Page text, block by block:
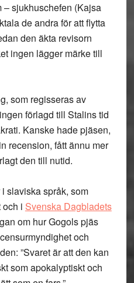
– sjukhuschefen (Kajsa
de andra för att flytta
den äkta revisorn
ingen lägger märke till
som regisseras av
förlagd till Stalins tid
Kanske hade pjäsen,
recension, fått ännu mer
den till nutid.
slaviska språk, som
och i Svenska Dagbladets
om hur Gogols pjäs
och
”Svaret är att den kan
som apokalyptiskt och